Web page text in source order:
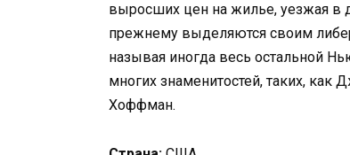
выросших цен на жилье, уезжая в
прежнему выделяются своим
называя иногда весь остальной
многих знаменитостей, таких,
Хоффман.